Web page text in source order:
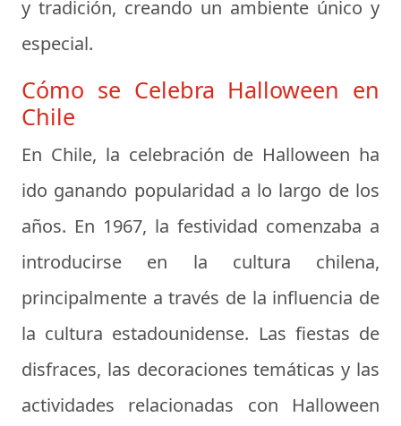
y tradición, creando un ambiente único y
especial.
Cómo se Celebra Halloween en
Chile
En Chile, la celebración de Halloween ha
ido ganando popularidad a lo largo de los
años. En 1967, la festividad comenzaba a
introducirse en la cultura chilena,
principalmente a través de la influencia de
la cultura estadounidense. Las fiestas de
disfraces, las decoraciones temáticas y las
actividades relacionadas con Halloween